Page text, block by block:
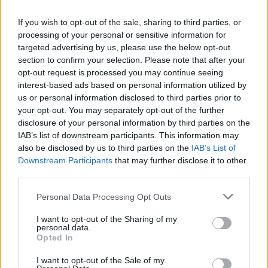
If you wish to opt-out of the sale, sharing to third parties, or
processing of your personal or sensitive information for
targeted advertising by us, please use the below opt-out
section to confirm your selection. Please note that after your
opt-out request is processed you may continue seeing
interest-based ads based on personal information utilized by
us or personal information disclosed to third parties prior to
your opt-out. You may separately opt-out of the further
disclosure of your personal information by third parties on the
IAB’s list of downstream participants. This information may
also be disclosed by us to third parties on the IAB’s List of
Downstream Participants that may further disclose it to other
Personal Data Processing Opt Outs
I want to opt-out of the Sharing of my
personal data.
Opted In
I want to opt-out of the Sale of my
contesto caratterizzato da possessività,
controllo e incapacità di accettare
l'autodeterminazione della donna.
L'avvento delle tecnologie digitali ha
ulteriormente modificato il fenomeno. Social
network, applicazioni di messaggistica e
strumenti di geolocalizzazione hanno
ampliato enormemente le possibilità di
controllo da parte dei persecutori. Oggi il
contatto indesiderato può avvenire
ventiquattro ore su ventiquattro, superando
ogni barriera fisica e rendendo più difficile
per la vittima trovare spazi di tranquillità.
«La tecnologia offre opportunità straordinarie
di controllo e intimidazione. Per questo è